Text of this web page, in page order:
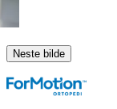
Neste bilde